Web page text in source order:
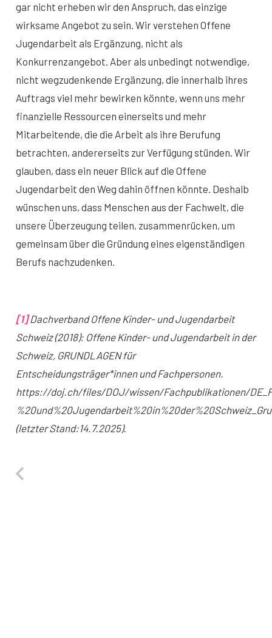
gar nicht erheben wir den Anspruch, das einzige
wirksame Angebot zu sein. Wir verstehen Offene
Jugendarbeit als Ergänzung, nicht als
Konkurrenzangebot. Aber als unbedingt notwendige,
nicht wegzudenkende Ergänzung, die innerhalb ihres
Auftrags viel mehr bewirken könnte, wenn uns mehr
finanzielle Ressourcen einerseits und mehr
Mitarbeitende, die die Arbeit als ihre Berufung
betrachten, andererseits zur Verfügung stünden. Wir
glauben, dass ein neuer Blick auf die Offene
Jugendarbeit den Weg dahin öffnen könnte. Deshalb
wünschen uns, dass Menschen aus der Fachwelt, die
unsere Überzeugung teilen, zusammenrücken, um
gemeinsam über die Gründung eines eigenständigen
Berufs nachzudenken.
[1]Dachverband Offene Kinder- und Jugendarbeit
Schweiz (2018): Offene Kinder- und Jugendarbeit in der
Schweiz, GRUNDLAGEN für
Entscheidungsträger*innen und Fachpersonen.
https://doj.ch/files/DOJ/wissen/Fachpublikationen/
(letzter Stand:14.7.2025).